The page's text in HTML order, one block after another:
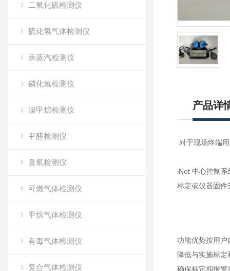
二氧化硫检测仪
硫化氢气体检测仪
汞蒸汽检测仪
磷化氢检测仪
溴甲烷检测仪
甲醛检测仪
臭氧检测仪
可燃气体检测仪
甲烷气体检测仪
有毒气体检测仪
复合气体检测仪
产品详
对于现场终端
iNet 中心控制
标定或仪器固件
功能优势按用户
降低与实施标
确保标定和报警